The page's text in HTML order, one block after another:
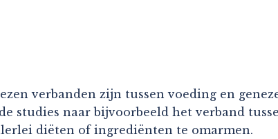
verbanden zijn tussen voeding en
studies naar bijvoorbeeld het verband
diëten of ingrediënten te omarmen.